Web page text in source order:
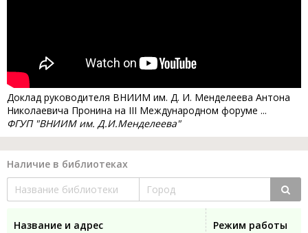
Доклад руководителя ВНИИМ им. Д. И. Менделеева Антона
Николаевича Пронина на III Международном форуме ...
ФГУП "ВНИИМ им. Д.И.Менделеева"
Наличие в библиотеках
Название и адрес
Режим работы